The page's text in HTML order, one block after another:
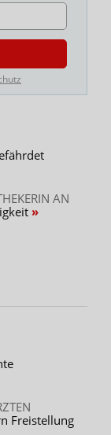
AN
Freistellung